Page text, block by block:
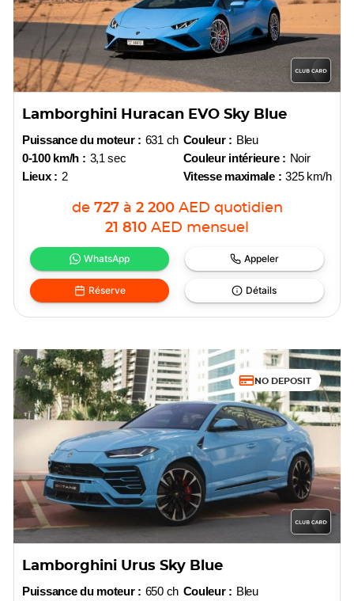
Lamborghini Huracan EVO Sky Blue
Puissance du moteur : 631 ch
0-100 km/h : 3,1 sec
Lieux : 2
Couleur : Bleu
Couleur intérieure : Noir
Vitesse maximale : 325 km/h
de 727 à 2 200 AED quotidien
21 810 AED mensuel
WhatsApp Appeler
Réserve Détails
NO DEPOSIT
Lamborghini Urus Sky Blue
Puissance du moteur : 650 ch Couleur : Bleu